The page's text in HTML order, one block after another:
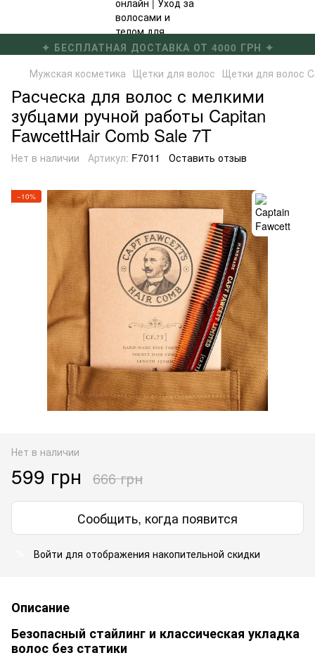
✦ БЕСПЛАТНАЯ ДОСТАВКА ОТ 4000 ГРН ✦
Мужская косметика Щетки для волос Щетки для волос
Расческа для волос с мелкими
зубцами ручной работы Capitan
FawcettHair Comb Sale 7T
Нет в наличии Артикул: F7011 Оставить отзыв
−10%
Нет в наличии
599 грн 666 грн
Сообщить, когда появится
Войти для отображения накопительной скидки
Описание
Безопасный стайлинг и классическая укладка
волос без статики